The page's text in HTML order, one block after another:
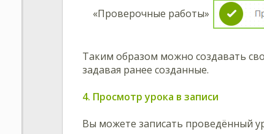
«Проверочные работы»
Таким образом можно создавать
задавая ранее созданные.
4. Просмотр урока в записи
Вы можете записать проведённый